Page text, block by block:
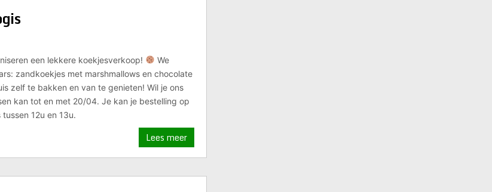
een lekkere koekjesverkoop!
We
zandkoekjes met marshmallows en chocolate
zelf te bakken en van te genieten! Wil je ons
kan tot en met 20/04. Je kan je bestelling op
12u en 13u.
Lees meer